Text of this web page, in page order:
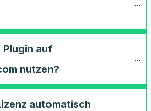
Plugin auf
nutzen?
automatisch